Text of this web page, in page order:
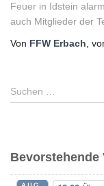
Feuer in Idstein
auch Mitglieder der
Von FFW Erbach ,
S
u
n
n
Suchen …
Bevorstehende